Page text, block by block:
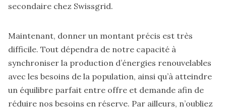
secondaire chez Swissgrid.
Maintenant, donner un montant précis est très
difficile. Tout dépendra de notre capacité à
synchroniser la production d’énergies renouvelables
avec les besoins de la population, ainsi qu’à atteindre
un équilibre parfait entre offre et demande afin de
réduire nos besoins en réserve. Par ailleurs, n’oubliez